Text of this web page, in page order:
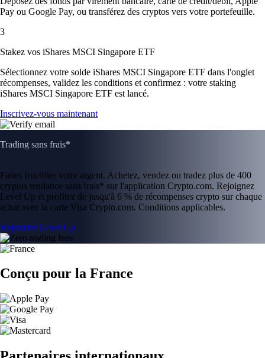
Pay ou Google Pay, ou transférez des cryptos vers votre portefeuille.
3
Stakez vos iShares MSCI Singapore ETF
Sélectionnez votre solde iShares MSCI Singapore ETF dans l'onglet
récompenses, validez les conditions et confirmez : votre staking
iShares MSCI Singapore ETF est lancé.
Inscrivez-vous maintenant
Trading sans frais*
Faites fructifier votre argent. Achetez, vendez ou tradez plus de 400
cryptos tendance sans frais* sur l'application Crypto.com. Rejoignez
Level Up et profitez de jusqu'à 6 % de récompenses crypto sur chaque
achat avec la carte Visa Crypto.com. Conditions applicables.
Rejoindre Level Up
Conçu pour la France